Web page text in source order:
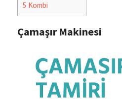
5 Kombi
Çamaşır Makinesi